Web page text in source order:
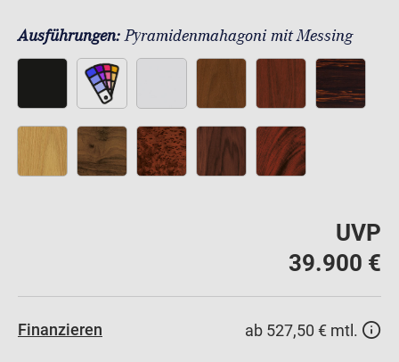
Ausführungen:Pyramidenmahagoni mit Messing
UVP
39.900 €
Finanzieren ab 527,50 € mtl.